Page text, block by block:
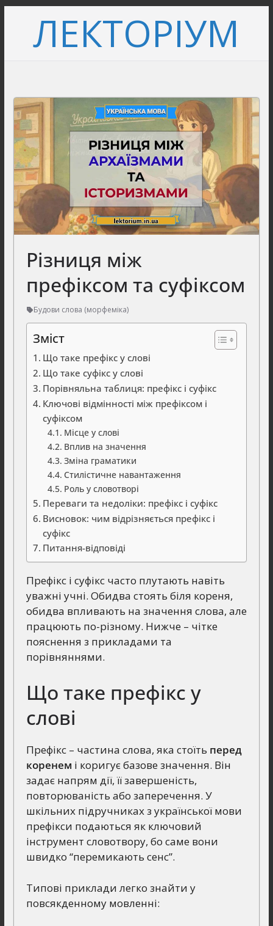
вмістуЛЕКТОРІУМ
Різниця між
префіксом та суфіксом
Будови слова (морфеміка)
Зміст
Що таке префікс у слові
Що таке суфікс у слові
Порівняльна таблиця: префікс і суфікс
Ключові відмінності між префіксом і
суфіксом
Місце у слові
Вплив на значення
Зміна граматики
Стилістичне навантаження
Роль у словотворі
Переваги та недоліки: префікс і суфікс
Висновок: чим відрізняється префікс і
суфікс
Питання-відповіді
Префікс і суфікс часто плутають навіть
уважні учні. Обидва стоять біля кореня,
обидва впливають на значення слова, але
працюють по-різному. Нижче – чітке
пояснення з прикладами та
порівняннями.
Що таке префікс у
слові
Префікс – частина слова, яка стоїть перед
коренем і коригує базове значення. Він
задає напрям дії, її завершеність,
повторюваність або заперечення. У
шкільних підручниках з української мови
префікси подаються як ключовий
інструмент словотвору, бо саме вони
швидко “перемикають сенс”.
Типові приклади легко знайти у
повсякденному мовленні: